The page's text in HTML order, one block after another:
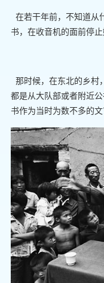
在若干年前，不知道从
书，在收音机的面前停
那时候，在东北的乡村
都是从大队部或者附近
书作为当时为数不多的